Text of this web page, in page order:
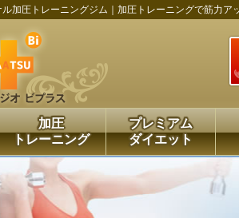
加圧トレーニングジム｜加圧トレーニングで筋力ア
加圧
トレーニング
プレミアム
ダイエット